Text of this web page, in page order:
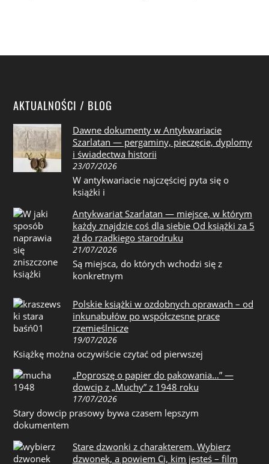
AKTUALNOŚCI / BLOG
Dawne dokumenty w Antykwariacie
Szarlatan — pergaminy, pieczęcie, dyplomy
i świadectwa historii
23/07/2026
W antykwariacie najczęściej pyta się o
książki i
Antykwariat Szarlatan — miejsce, w którym
każdy znajdzie coś dla siebie Od książki za 5
zł do rzadkiego starodruku
21/07/2026
Są miejsca, do których wchodzi się z
konkretnym
Polskie książki w ozdobnych oprawach – od
inkunabułów po współczesne prace
rzemieślnicze
19/07/2026
Książkę można oczywiście czytać od pierwszej
„Poproszę o papier do pakowania…” —
dowcip z „Muchy” z 1948 roku
17/07/2026
Stary dowcip prasowy bywa czasem lepszym
dokumentem
Stare dzwonki z charakterem. Wybierz
dzwonek, a powiem Ci, kim jesteś – film